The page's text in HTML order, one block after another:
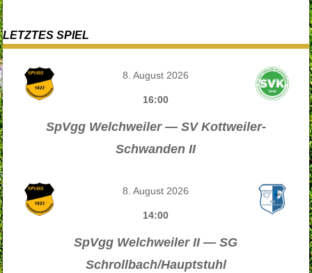
LETZTES SPIEL
8. August 2026
16:00
SpVgg Welchweiler — SV Kottweiler-
Schwanden II
8. August 2026
14:00
SpVgg Welchweiler II — SG
Schrollbach/Hauptstuhl